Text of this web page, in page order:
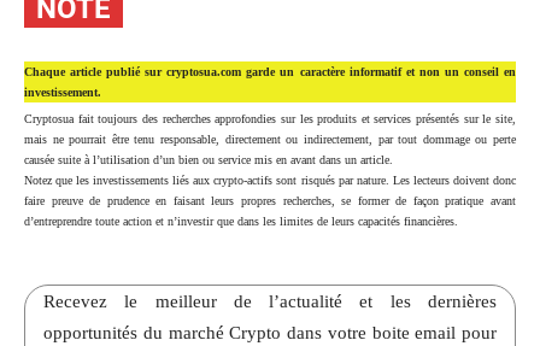
NOTE
Chaque article publié sur cryptosua.com garde un caractère informatif et non un conseil en
investissement.
Cryptosua fait toujours des recherches approfondies sur les produits et services présentés sur le site,
mais ne pourrait être tenu responsable, directement ou indirectement, par tout dommage ou perte
causée suite à l’utilisation d’un bien ou service mis en avant dans un article.
Notez que les investissements liés aux crypto-actifs sont risqués par nature. Les lecteurs doivent donc
faire preuve de prudence en faisant leurs propres recherches, se former de façon pratique avant
d’entreprendre toute action et n’investir que dans les limites de leurs capacités financières.
Recevez le meilleur de l’actualité et les dernières
opportunités du marché Crypto dans votre boite email pour